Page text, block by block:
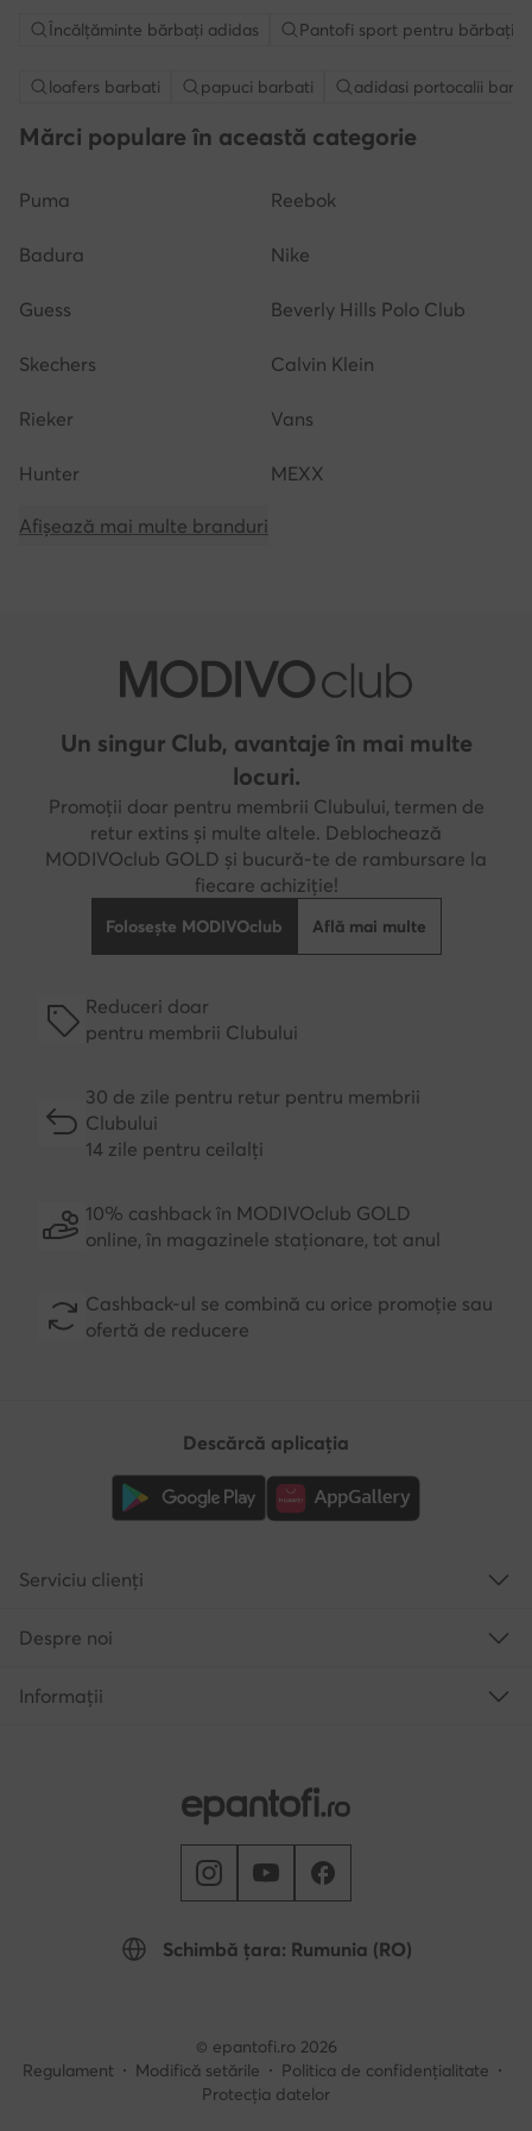
Încălțăminte bărbați adidas Pantofi sport pentru bărbați
loafers barbati papuci barbati adidasi portocalii
Mărci populare în această categorie
Puma Reebok
Badura Nike
Guess Beverly Hills Polo Club
Skechers Calvin Klein
Rieker Vans
Hunter MEXX
Afișează mai multe branduri
Un singur Club, avantaje în mai multe
locuri.
Promoții doar pentru membrii Clubului, termen de
retur extins și multe altele. Deblochează
MODIVOclub GOLD și bucură-te de rambursare la
fiecare achiziție!
Folosește MODIVOclub Află mai multe
Reduceri doar
pentru membrii Clubului
30 de zile pentru retur pentru membrii
Clubului
14 zile pentru ceilalți
10% cashback în MODIVOclub GOLD
online, în magazinele staționare, tot anul
Cashback-ul se combină cu orice promoție sau
ofertă de reducere
Schimbă țara: Rumunia (RO)
Descărcă aplicația
Serviciu clienți
Despre noi
Informații
© epantofi.ro 2026
Regulament
Modifică setările
Politica de confidențialitate
Protecția datelor